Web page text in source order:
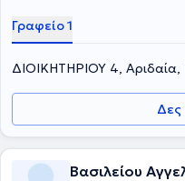
Γραφείο 1
ΔΙΟΙΚΗΤΗΡΙΟΥ 4,
Δες
Βασιλείου